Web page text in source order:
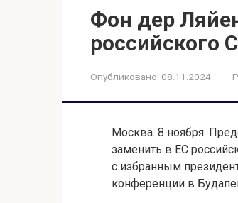
Фон дер
российского
Опубликовано: 08.11.2024
Москва. 8 ноября.
заменить в ЕС
с избранным
конференции в